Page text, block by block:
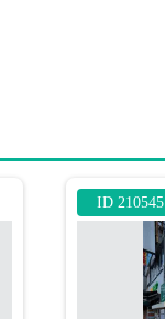
ID 210545